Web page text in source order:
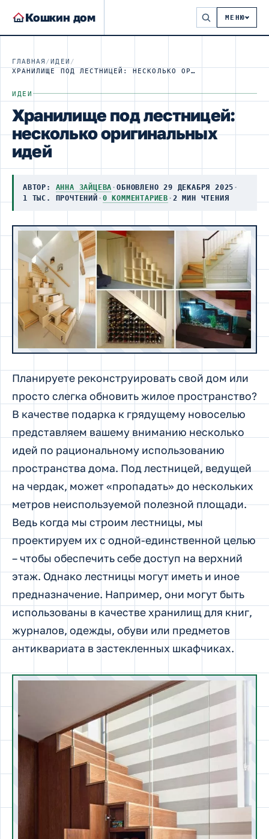
Кошкин дом МЕНЮ
ГЛАВНАЯ /ИДЕИ /
ХРАНИЛИЩЕ ПОД ЛЕСТНИЦЕЙ: НЕСКОЛЬКО ОРИГИНАЛЬНЫХ ИДЕЙ
ИДЕИ
Хранилище под лестницей:
несколько оригинальных
идей
АВТОР: АННА ЗАЙЦЕВА ·ОБНОВЛЕНО 29 ДЕКАБРЯ 2025 ·
1 ТЫС. ПРОЧТЕНИЙ · 0 КОММЕНТАРИЕВ · 2 МИН ЧТЕНИЯ
Планируете реконструировать свой дом или
просто слегка обновить жилое пространство?
В качестве подарка к грядущему новоселью
представляем вашему вниманию несколько
идей по рациональному использованию
пространства дома. Под лестницей, ведущей
на чердак, может «пропадать» до нескольких
метров неиспользуемой полезной площади.
Ведь когда мы строим лестницы, мы
проектируем их с одной-единственной целью
– чтобы обеспечить себе доступ на верхний
этаж. Однако лестницы могут иметь и иное
предназначение. Например, они могут быть
использованы в качестве хранилищ для книг,
журналов, одежды, обуви или предметов
антиквариата в застекленных шкафчиках.